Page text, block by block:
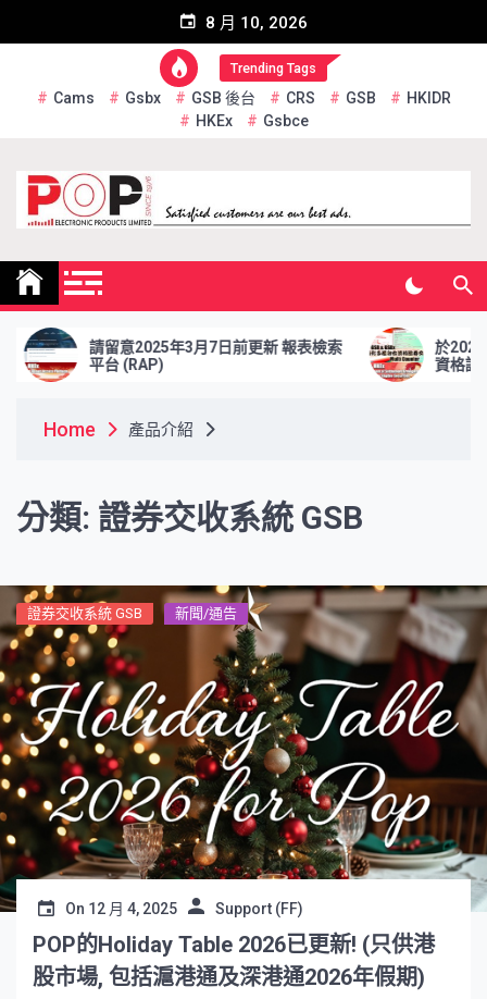
8 月 10, 2026
Trending Tags
Cams Gsbx GSB 後台 CRS GSB
HKIDR
HKEx
Gsbce
Pop Electronic Products
Limited
意2025年3月7日前更新 報表檢索
(RAP)
於2025年2月28日前提
資格證券交收 問券調查
Home 產品介紹
分類: 證券交收系統 GSB
證券交收系統 GSB 新聞/通告
On 12 月 4, 2025 Support (FF)
POP的Holiday Table 2026已更新! (只供港
股市場, 包括滬港通及深港通2026年假期)